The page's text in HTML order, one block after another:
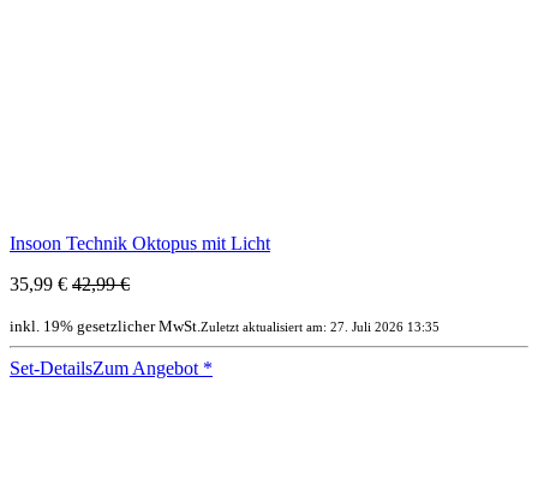
Insoon Technik Oktopus mit Licht
35,99 € 42,99 €
inkl. 19% gesetzlicher MwSt.Zuletzt aktualisiert am: 27. Juli 2026 13:35
Set-DetailsZum Angebot *